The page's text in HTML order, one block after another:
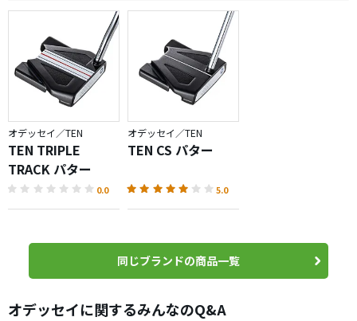
オデッセイ／TEN
TEN TRIPLE
TRACK パター
0.0
オデッセイ／TEN
TEN CS パター
5.0
同じブランドの商品一覧
オデッセイに関するみんなのQ&A